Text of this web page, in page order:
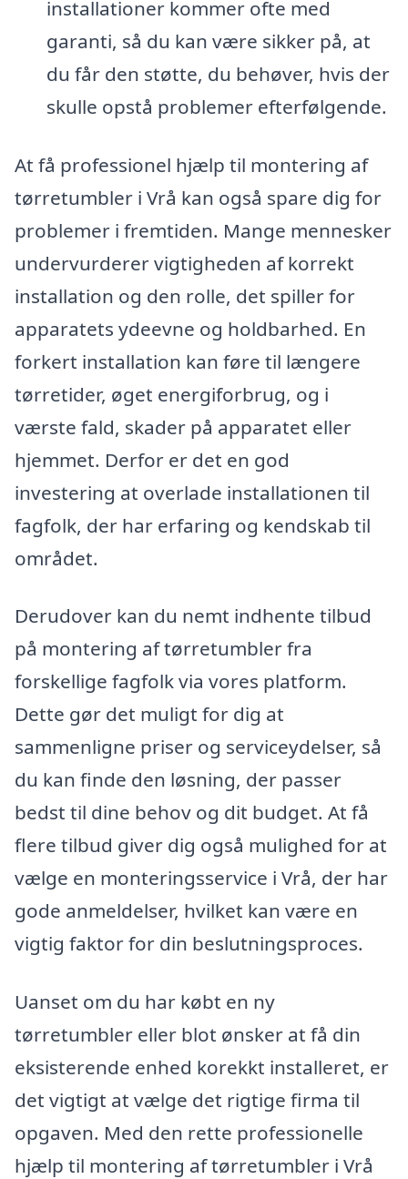
installationer kommer ofte med
garanti, så du kan være sikker på, at
du får den støtte, du behøver, hvis der
skulle opstå problemer efterfølgende.
At få professionel hjælp til montering af
tørretumbler i Vrå kan også spare dig for
problemer i fremtiden. Mange mennesker
undervurderer vigtigheden af korrekt
installation og den rolle, det spiller for
apparatets ydeevne og holdbarhed. En
forkert installation kan føre til længere
tørretider, øget energiforbrug, og i
værste fald, skader på apparatet eller
hjemmet. Derfor er det en god
investering at overlade installationen til
fagfolk, der har erfaring og kendskab til
området.
Derudover kan du nemt indhente tilbud
på montering af tørretumbler fra
forskellige fagfolk via vores platform.
Dette gør det muligt for dig at
sammenligne priser og serviceydelser, så
du kan finde den løsning, der passer
bedst til dine behov og dit budget. At få
flere tilbud giver dig også mulighed for at
vælge en monteringsservice i Vrå, der har
gode anmeldelser, hvilket kan være en
vigtig faktor for din beslutningsproces.
Uanset om du har købt en ny
tørretumbler eller blot ønsker at få din
eksisterende enhed korekkt installeret, er
det vigtigt at vælge det rigtige firma til
opgaven. Med den rette professionelle
hjælp til montering af tørretumbler i Vrå